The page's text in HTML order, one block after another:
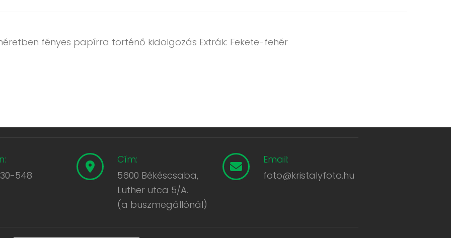
fényes papírra történő kidolgozás Extrák: Fekete-fehér
548
Cím:
5600 Békéscsaba,
Luther utca 5/A.
(a buszmegállónál)
Email:
foto@kristalyfoto.hu